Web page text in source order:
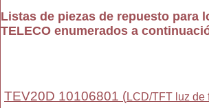
Listas de piezas de repuesto para
TELECO enumerados a
TEV20D 10106801 (LCD/TFT luz de